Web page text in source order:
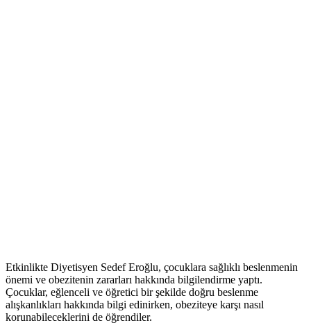
Etkinlikte Diyetisyen Sedef Eroğlu, çocuklara sağlıklı beslenmenin
önemi ve obezitenin zararları hakkında bilgilendirme yaptı.
Çocuklar, eğlenceli ve öğretici bir şekilde doğru beslenme
alışkanlıkları hakkında bilgi edinirken, obeziteye karşı nasıl
korunabileceklerini de öğrendiler.